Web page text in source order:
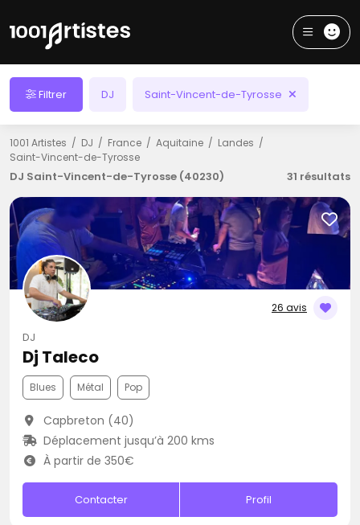
Filtrer DJ Saint-Vincent-de-Tyrosse
1001 Artistes DJ France Aquitaine
Landes
Saint-Vincent-de-Tyrosse
DJ Saint-Vincent-de-Tyrosse (40230) 31 résultats
26 avis
DJ
Dj Taleco
Blues Métal Pop
Capbreton (40)
Déplacement jusqu’à 200 kms
À partir de 350€
Contacter Profil